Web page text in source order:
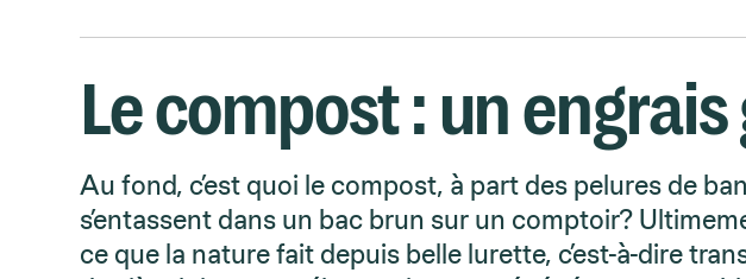
Le compost : un
Au fond, c’est quoi le compost, à part des pelures de
s’entassent dans un bac brun sur un comptoir?
ce que la nature fait depuis belle lurette, c’est-à-dire